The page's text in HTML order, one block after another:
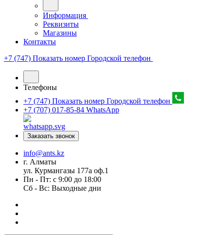
Информация
Реквизиты
Магазины
Контакты
+7 (747) Показать номер Городской телефон
Телефоны
+7 (747) Показать номер Городской телефон
+7 (707) 017-85-84 WhatsApp
Заказать звонок
info@ants.kz
г. Алматы
ул. Курмангазы 177а оф.1
Пн - Пт: с 9:00 до 18:00
Сб - Вс: Выходные дни